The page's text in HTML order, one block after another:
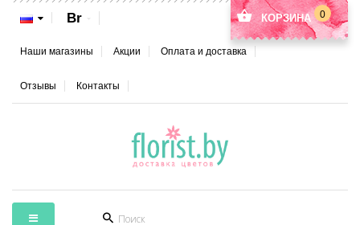
Br
Наши магазины Акции Оплата и доставка
Отзывы Контакты
КОРЗИНА 0